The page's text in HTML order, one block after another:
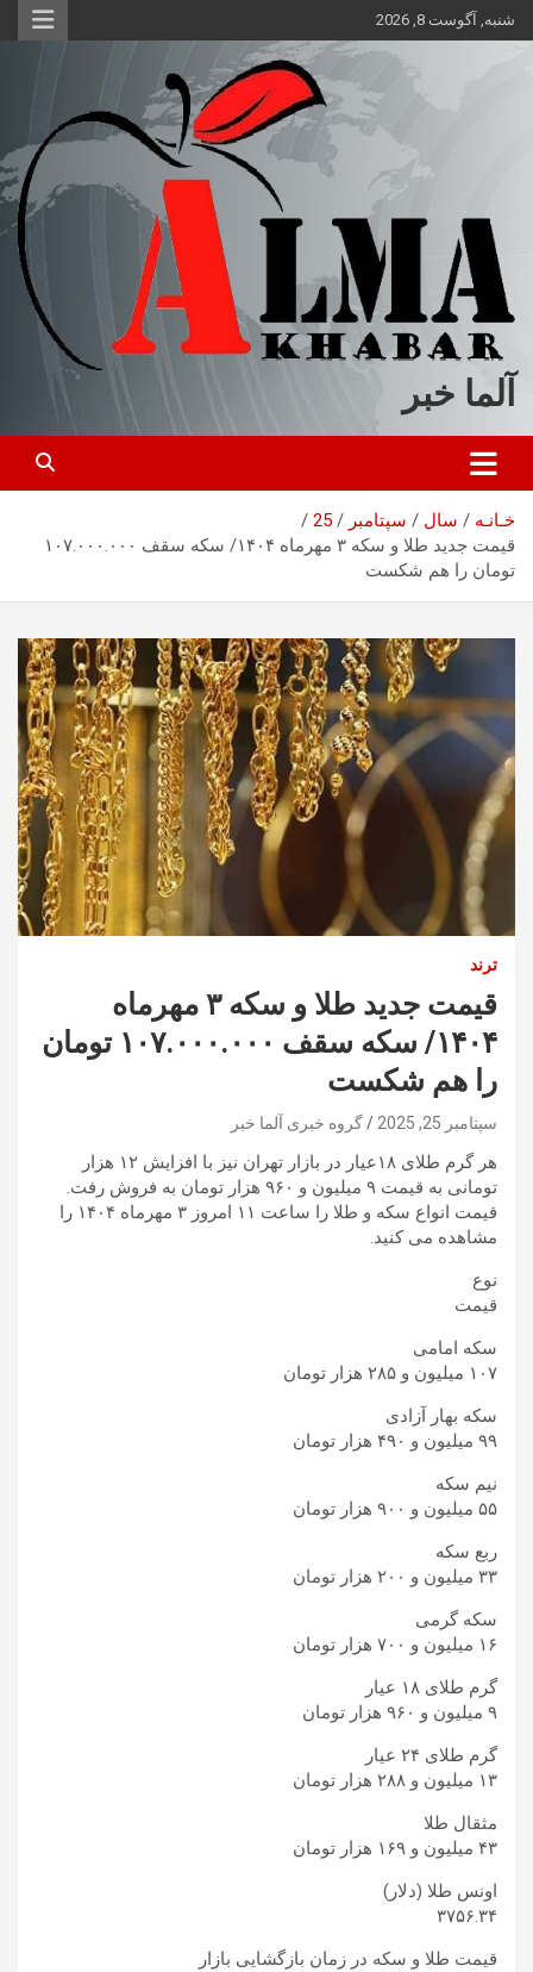
محتوا
شنبه, آگوست 8, 2026
آلما خبر
خـانـه سال سپتامبر
25
قیمت جدید طلا و سکه ۳ مهرماه ۱۴۰۴/ سکه سقف ۱۰۷.۰۰۰.۰۰۰
تومان را هم شکست
ترند
قیمت جدید طلا و سکه ۳ مهرماه
۱۴۰۴/ سکه سقف ۱۰۷.۰۰۰.۰۰۰ تومان
را هم شکست
سپتامبر 25, 2025 گروه خبری آلما خبر
هر گرم طلای ۱۸عیار در بازار تهران نیز با افزایش ۱۲ هزار
تومانی به قیمت ۹ میلیون و ۹۶۰ هزار تومان به فروش رفت.
قیمت انواع سکه و طلا را ساعت ۱۱ امروز ۳ مهرماه ۱۴۰۴ را
مشاهده می کنید.
نوع
قیمت
سکه امامی
۱۰۷ میلیون و ۲۸۵ هزار تومان
سکه بهار آزادی
۹۹ میلیون و ۴۹۰ هزار تومان
نیم سکه
۵۵ میلیون و ۹۰۰ هزار تومان
ربع سکه
۳۳ میلیون و ۲۰۰ هزار تومان
سکه گرمی
۱۶ میلیون و ۷۰۰ هزار تومان
گرم طلای ۱۸ عیار
۹ میلیون و ۹۶۰ هزار تومان
گرم طلای ۲۴ عیار
۱۳ میلیون و ۲۸۸ هزار تومان
مثقال طلا
۴۳ میلیون و ۱۶۹ هزار تومان
اونس طلا (دلار)
۳۷۵۶.۳۴
قیمت طلا و سکه در زمان بازگشایی بازار